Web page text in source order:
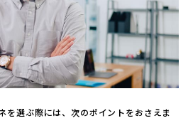
を選ぶ際には、次のポイントをおさえま